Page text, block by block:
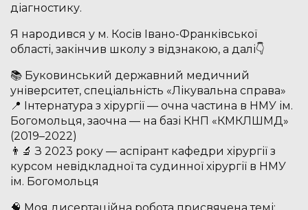
діагностику.
Я народився у м. Косів Івано-Франківської
області, закінчив школу з відзнакою, а далі👇
📚 Буковинський державний медичний
університет, спеціальність «Лікувальна справа»
📍 Інтернатура з хірургії — очна частина в НМУ ім.
Богомольця, заочна — на базі КНП «КМКЛШМД»
(2019–2022)
👨‍🔬 З 2023 року — аспірант кафедри хірургії з
курсом невідкладної та судинної хірургії в НМУ
ім. Богомольця
🧠 Моя дисертаційна робота присвячена темі: